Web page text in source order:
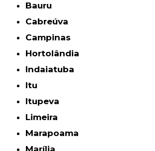
Bauru
Cabreúva
Campinas
Hortolândia
Indaiatuba
Itu
Itupeva
Limeira
Marapoama